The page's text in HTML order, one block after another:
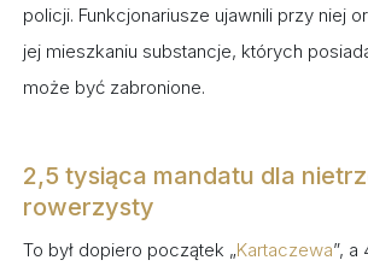
policji. Funkcjonariusze ujawnili przy niej
jej mieszkaniu substancje, których
może być zabronione.
2,5 tysiąca mandatu dla
rowerzysty
To był dopiero początek „Kartaczewa”, a